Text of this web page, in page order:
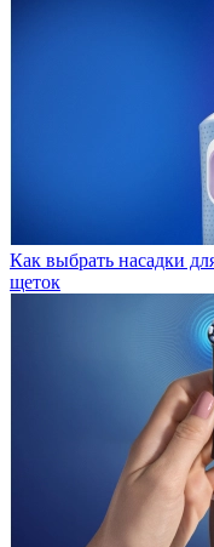
Как выбрать насадки
щеток